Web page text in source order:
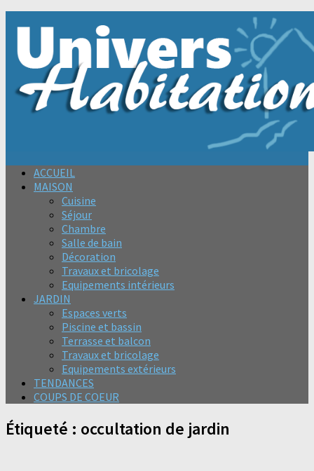
ACCUEIL
MAISON
Cuisine
Séjour
Chambre
Salle de bain
Décoration
Travaux et bricolage
Equipements intérieurs
JARDIN
Espaces verts
Piscine et bassin
Terrasse et balcon
Travaux et bricolage
Equipements extérieurs
TENDANCES
COUPS DE COEUR
Étiqueté : occultation de jardin